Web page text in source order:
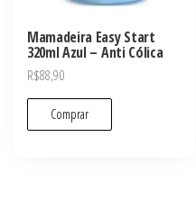
Mamadeira Easy Start
320ml Azul – Anti Cólica
R$88,90
Comprar